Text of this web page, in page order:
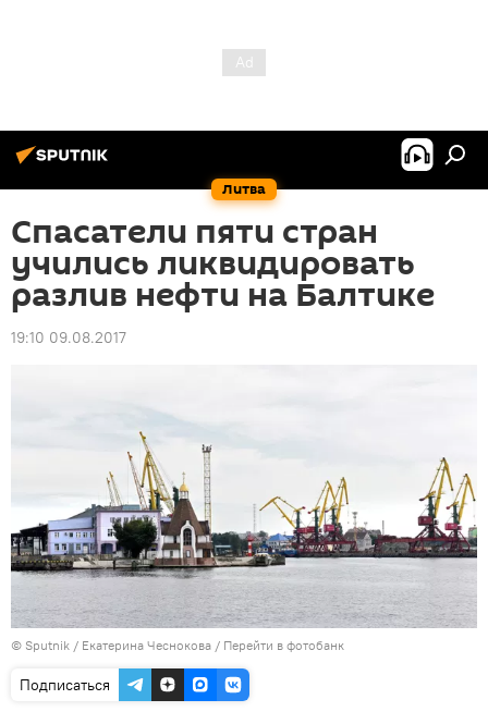
Литва
Спасатели пяти стран
учились ликвидировать
разлив нефти на Балтике
19:10 09.08.2017
© Sputnik / Екатерина Чеснокова / Перейти в фотобанк
Подписаться